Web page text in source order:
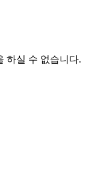
하실 수 없습니다.